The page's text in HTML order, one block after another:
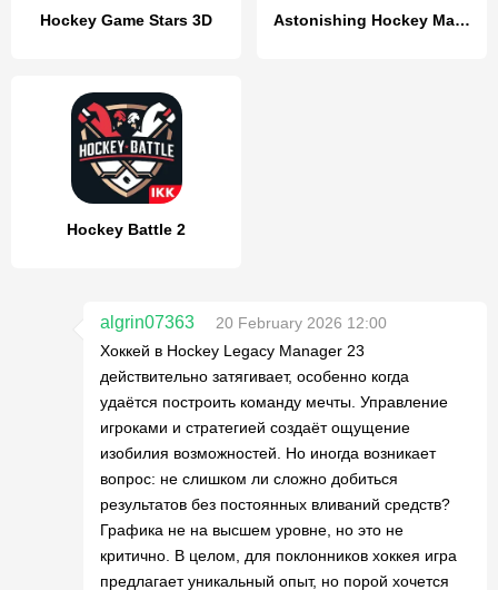
Hockey Game Stars 3D Astonishing Hockey Manager
Hockey Battle 2
algrin07363
20 February 2026 12:00
Хоккей в Hockey Legacy Manager 23
действительно затягивает, особенно когда
удаётся построить команду мечты. Управление
игроками и стратегией создаёт ощущение
изобилия возможностей. Но иногда возникает
вопрос: не слишком ли сложно добиться
результатов без постоянных вливаний средств?
Графика не на высшем уровне, но это не
критично. В целом, для поклонников хоккея игра
предлагает уникальный опыт, но порой хочется